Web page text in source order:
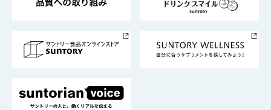
採用情報